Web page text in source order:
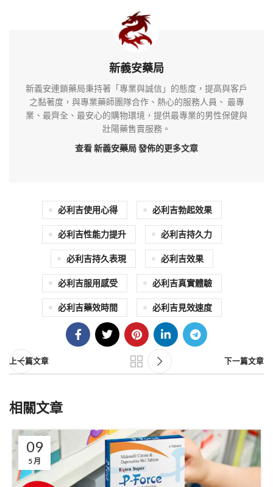
新義安藥局
新義安連鎖藥局秉持著「專業與誠信」的態度，提高與客戶
之黏著度，與專業藥師團隊合作、熱心的服務人員、 最專
業、最齊全、最安心的購物環境，提供最專業的男性保健與
壯陽藥售賣服務。
查看 新義安藥局發佈的更多文章
必利吉使用心得 必利吉勃起效果
必利吉性能力提升 必利吉持久力
必利吉持久表現 必利吉效果
必利吉服用感受 必利吉真實體驗
必利吉藥效時間 必利吉見效速度
上一篇文章 下一篇文章
相關文章
09
5 月